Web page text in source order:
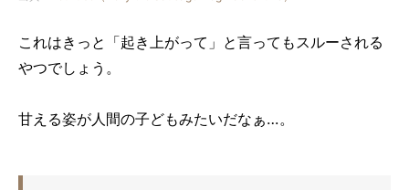
これはきっと「起き上がって」と言ってもスルーされる
やつでしょう。
甘える姿が人間の子どもみたいだなぁ…。